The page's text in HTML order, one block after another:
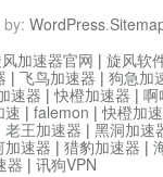
WordPress.
加速器官网 | 旋风软
| 飞鸟加速器 | 狗急加
速器 |快橙加速器 | 啊
速 | falemon |快橙加
老王加速器 | 黑洞加速
加速器 | 猎豹加速器 |
器 | 讯狗VPN